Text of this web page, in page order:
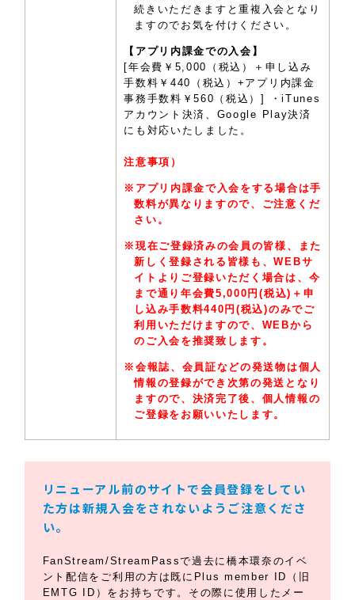
続きいただきますと重複入会となり
ますのでお気を付けください。
【アプリ内課金での入会】
[年会費￥5,000（税込）＋申し込み
手数料￥440（税込）+アプリ内課金
事務手数料￥560（税込）] ・iTunes
アカウント決済、Google Play決済
にも対応いたしました。
注意事項）
※アプリ内課金で入会をする場合は手
数料が異なりますので、ご注意くだ
さい。
※現在ご登録済みの会員の皆様、また
新しく登録される皆様も、WEBサ
イトよりご登録いただく場合は、今
まで通り年会費5,000円(税込)＋申
し込み手数料440円(税込)のみでご
利用いただけますので、WEBから
のご入会を推奨致します。
※会報誌、会員証などの発送物は個人
情報の登録ができ次第の発送となり
ますので、決済完了後、個人情報の
ご登録をお願いいたします。
リニューアル前のサイトで会員登録をしてい
た方は新規入会をされないようご注意くださ
い。
FanStream/StreamPassで過去に橋本環奈のイベ
ント配信をご利用の方は既にPlus member ID（旧
EMTG ID）をお持ちです。その際に使用したメー